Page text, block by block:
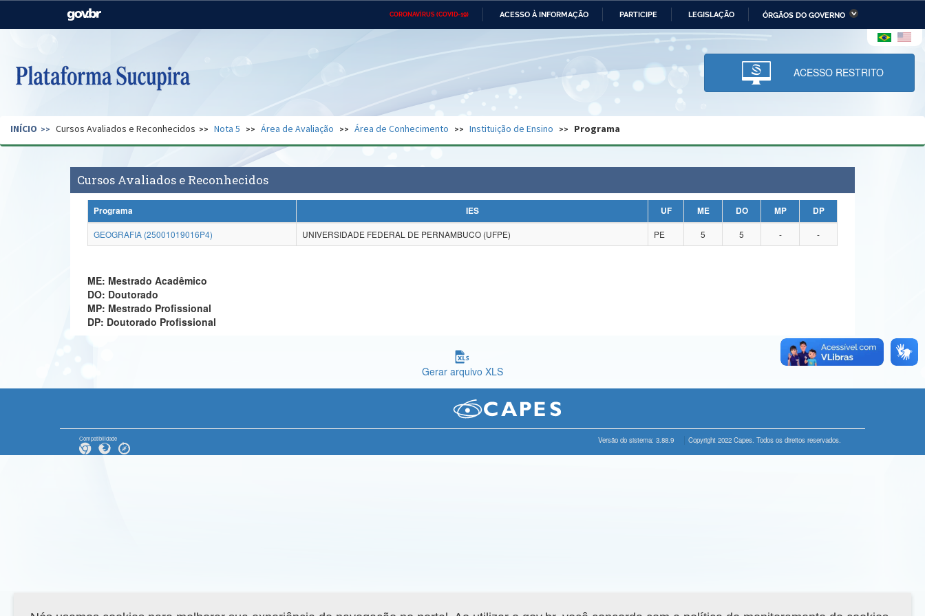
CORONAVÍRUS (COVID-19) ACESSO À INFORMAÇÃO PARTICIPE LEGISLAÇÃO ÓRGÃOS DO GOVERNO
Casa Civil Ministério das Relações Ministério da Economia Ministério da Infraestrutura
Pecuária e Abastecimento
Ministério da Ciência,
Tecnologia, Inovações e
Comunicações
Ministério do Desenvolvimento
Regional e dos Direitos Humanos
Secretaria de Governo Gabinete de Segurança Advocacia-Geral da União Banco Central do Brasil Planalto
ACESSO RESTRITO
INÍCIO Cursos Avaliados e Reconhecidos Nota 5 Área de Avaliação Área de Conhecimento Instituição de Ensino Programa
Cursos Avaliados e Reconhecidos
Programa IES UF ME DO MP
DP
GEOGRAFIA (25001019016P4)
UNIVERSIDADE FEDERAL DE PERNAMBUCO (UFPE) PE 5 5 - -
ME: Mestrado Acadêmico
DO: Doutorado
MP: Mestrado Profissional
DP: Doutorado Profissional
Gerar arquivo XLS
Compatibilidade Versão do sistema: 3.88.9 Copyright 2022 Capes. Todos os direitos reservados.